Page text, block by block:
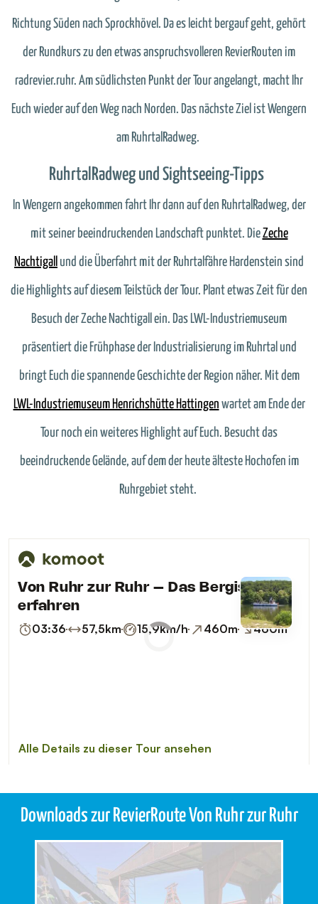
Richtung Süden nach Sprockhövel. Da es leicht bergauf geht, gehört
der Rundkurs zu den etwas anspruchsvolleren RevierRouten im
radrevier.ruhr. Am südlichsten Punkt der Tour angelangt, macht Ihr
Euch wieder auf den Weg nach Norden. Das nächste Ziel ist Wengern
am RuhrtalRadweg.
RuhrtalRadweg und Sightseeing-Tipps
In Wengern angekommen fahrt Ihr dann auf den RuhrtalRadweg, der
mit seiner beeindruckenden Landschaft punktet. DieZeche
Nachtigall und die Überfahrt mit der Ruhrtalfähre Hardenstein sind
die Highlights auf diesem Teilstück der Tour. Plant etwas Zeit für den
Besuch der Zeche Nachtigall ein. Das LWL-Industriemuseum
präsentiert die Frühphase der Industrialisierung im Ruhrtal und
bringt Euch die spannende Geschichte der Region näher. Mit dem
LWL-Industriemuseum Henrichshütte Hattingen wartet am Ende der
Tour noch ein weiteres Highlight auf Euch. Besucht das
beeindruckende Gelände, auf dem der heute älteste Hochofen im
Ruhrgebiet steht.
Downloads zur RevierRoute Von Ruhr zur Ruhr